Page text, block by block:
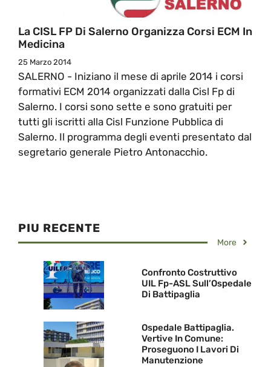
La CISL FP Di Salerno Organizza Corsi ECM In
Medicina
25 Marzo 2014
SALERNO - Iniziano il mese di aprile 2014 i corsi
formativi ECM 2014 organizzati dalla Cisl Fp di
Salerno. I corsi sono sette e sono gratuiti per
tutti gli iscritti alla Cisl Funzione Pubblica di
Salerno. Il programma degli eventi presentato dal
segretario generale Pietro Antonacchio.
PIU RECENTE
More
Confronto Costruttivo
UIL Fp-ASL Sull’Ospedale
Di Battipaglia
Ospedale Battipaglia.
Vertive In Comune:
Proseguono I Lavori Di
Manutenzione